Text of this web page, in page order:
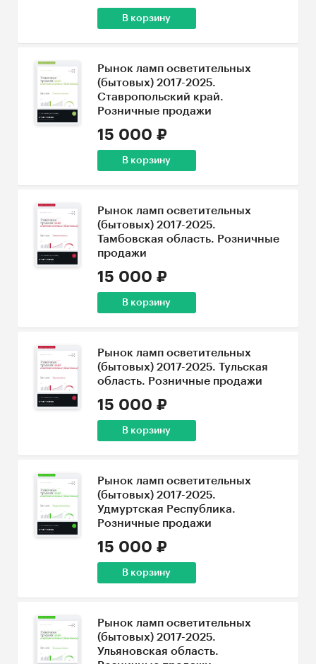
В корзину
Рынок ламп осветительных
(бытовых) 2017-2025.
Ставропольский край.
Розничные продажи
15 000 ₽
В корзину
Рынок ламп осветительных
(бытовых) 2017-2025.
Тамбовская область. Розничные
продажи
15 000 ₽
В корзину
Рынок ламп осветительных
(бытовых) 2017-2025. Тульская
область. Розничные продажи
15 000 ₽
В корзину
Рынок ламп осветительных
(бытовых) 2017-2025.
Удмуртская Республика.
Розничные продажи
15 000 ₽
В корзину
Рынок ламп осветительных
(бытовых) 2017-2025.
Ульяновская область.